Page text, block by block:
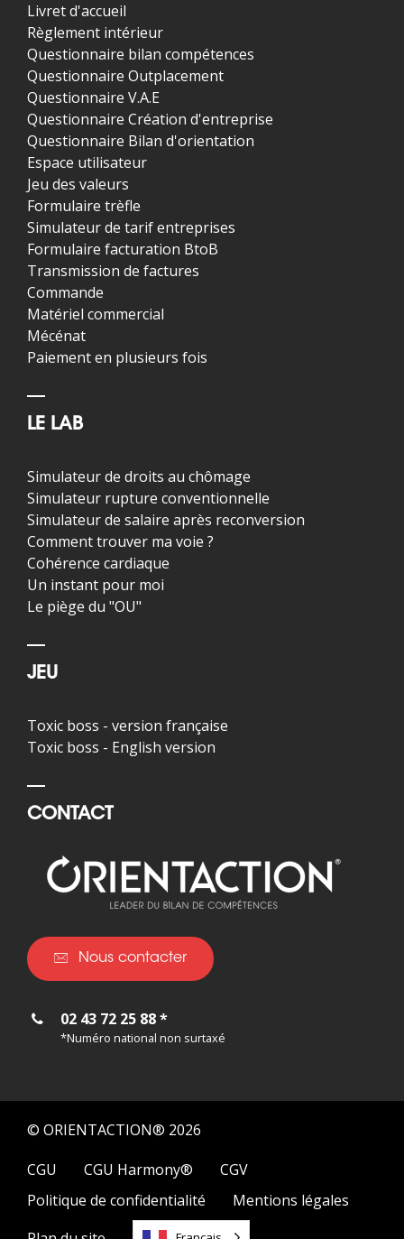
Livret d'accueil
Règlement intérieur
Questionnaire bilan compétences
Questionnaire Outplacement
Questionnaire V.A.E
Questionnaire Création d'entreprise
Questionnaire Bilan d'orientation
Espace utilisateur
Jeu des valeurs
Formulaire trèfle
Simulateur de tarif entreprises
Formulaire facturation BtoB
Transmission de factures
Commande
Matériel commercial
Mécénat
Paiement en plusieurs fois
LE LAB
Simulateur de droits au chômage
Simulateur rupture conventionnelle
Simulateur de salaire après reconversion
Comment trouver ma voie ?
Cohérence cardiaque
Un instant pour moi
Le piège du "OU"
JEU
Toxic boss - version française
Toxic boss - English version
CONTACT
Nous contacter
02 43 72 25 88 *
*Numéro national non surtaxé
© ORIENTACTION® 2026
CGU
CGU Harmony®
CGV
Politique de confidentialité
Mentions légales